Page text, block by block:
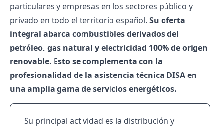
particulares y empresas en los sectores público y
privado en todo el territorio español. Su oferta
integral abarca combustibles derivados del
petróleo, gas natural y electricidad 100% de origen
renovable. Esto se complementa con la
profesionalidad de la asistencia técnica DISA en
una amplia gama de servicios energéticos.
Su principal actividad es la distribución y